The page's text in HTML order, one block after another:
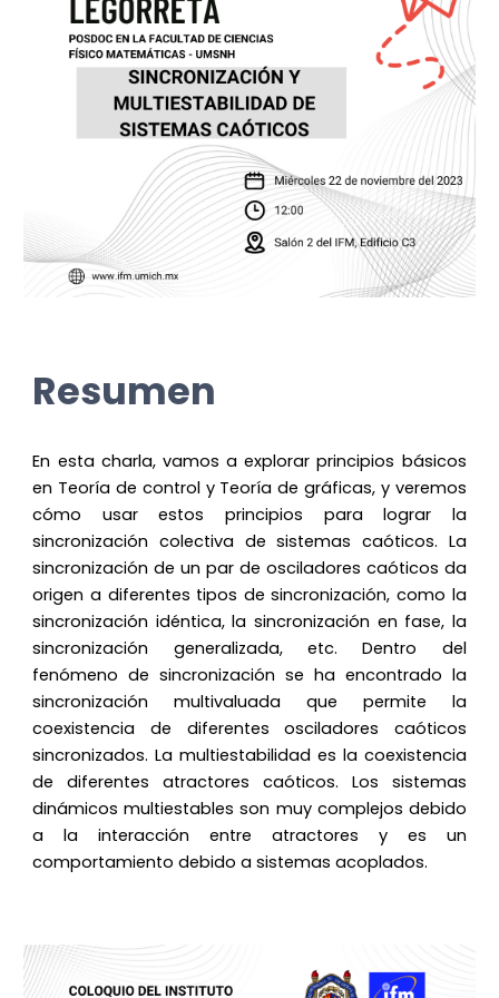
Resumen
En esta charla, vamos a explorar principios básicos
en Teoría de control y Teoría de gráficas, y veremos
cómo usar estos principios para lograr la
sincronización colectiva de sistemas caóticos. La
sincronización de un par de osciladores caóticos da
origen a diferentes tipos de sincronización, como la
sincronización idéntica, la sincronización en fase, la
sincronización generalizada, etc. Dentro del
fenómeno de sincronización se ha encontrado la
sincronización multivaluada que permite la
coexistencia de diferentes osciladores caóticos
sincronizados. La multiestabilidad es la coexistencia
de diferentes atractores caóticos. Los sistemas
dinámicos multiestables son muy complejos debido
a la interacción entre atractores y es un
comportamiento debido a sistemas acoplados.